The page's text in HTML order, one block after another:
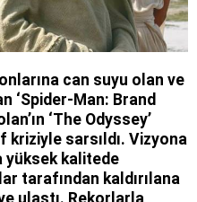
can suyu olan ve
‘Spider-Man: Brand
‘The Odyssey’
sarsıldı. Vizyona
yüksek kalitede
tarafından kaldırılana